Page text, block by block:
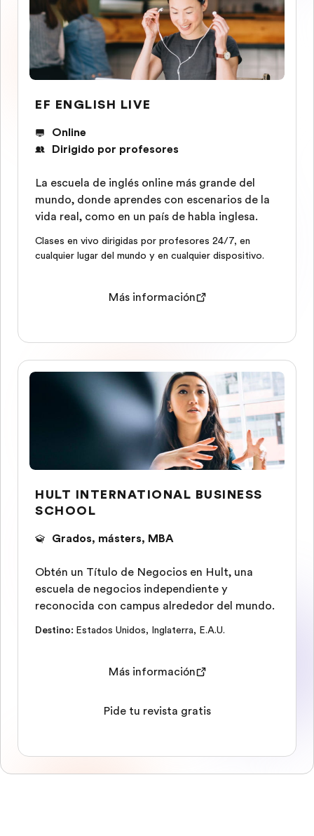
EF ENGLISH LIVE
Online
Dirigido por profesores
La escuela de inglés online más grande del
mundo, donde aprendes con escenarios de la
vida real, como en un país de habla inglesa.
Clases en vivo dirigidas por profesores 24/7, en
cualquier lugar del mundo y en cualquier dispositivo.
Más información
HULT INTERNATIONAL BUSINESS
SCHOOL
Grados, másters, MBA
Obtén un Título de Negocios en Hult, una
escuela de negocios independiente y
reconocida con campus alrededor del mundo.
Destino: Estados Unidos, Inglaterra, E.A.U.
Más información
Pide tu revista gratis